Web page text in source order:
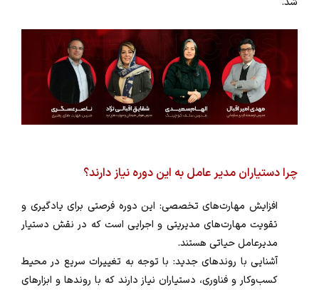
چرا دستیاران مدیر عامل به این دوره نیاز دارند؟
افزایش مهارت‌های تخصصی: این دوره فرصتی برای یادگیری و
تقویت مهارت‌های مدیریتی و اجرایی است که در نقش دستیار
مدیرعامل حیاتی هستند.
آشنایی با روندهای جدید: با توجه به تغییرات سریع در محیط
کسب‌وکار و فناوری، دستیاران نیاز دارند که با روندها و ابزارهای